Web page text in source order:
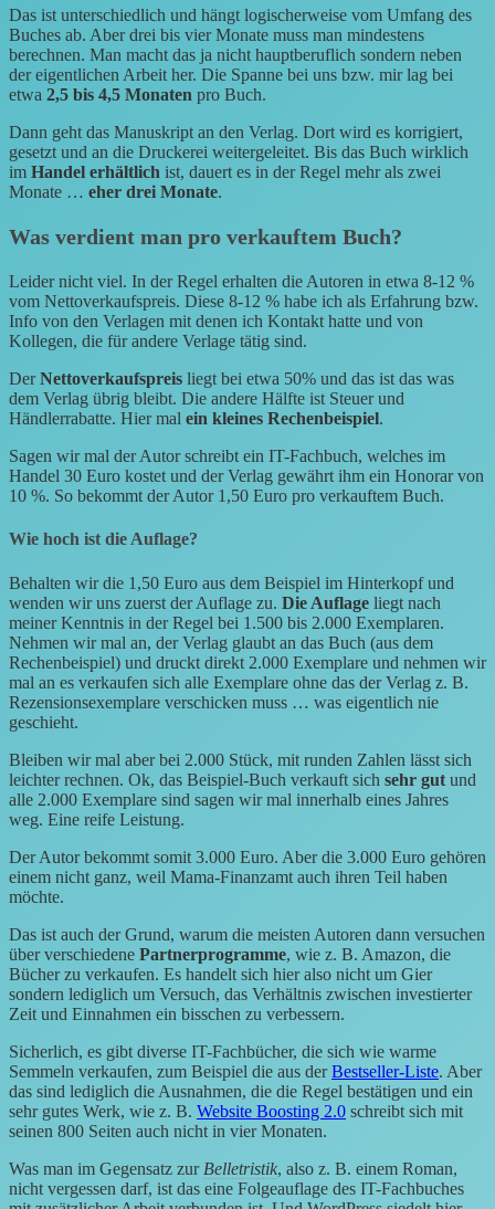
Das ist unterschiedlich und hängt logischerweise vom Umfang des
Buches ab. Aber drei bis vier Monate muss man mindestens
berechnen. Man macht das ja nicht hauptberuflich sondern neben
der eigentlichen Arbeit her. Die Spanne bei uns bzw. mir lag bei
etwa 2,5 bis 4,5 Monaten pro Buch.
Dann geht das Manuskript an den Verlag. Dort wird es korrigiert,
gesetzt und an die Druckerei weitergeleitet. Bis das Buch wirklich
im Handel erhältlich ist, dauert es in der Regel mehr als zwei
Monate … eher drei Monate.
Was verdient man pro verkauftem Buch?
Leider nicht viel. In der Regel erhalten die Autoren in etwa 8-12 %
vom Nettoverkaufspreis. Diese 8-12 % habe ich als Erfahrung bzw.
Info von den Verlagen mit denen ich Kontakt hatte und von
Kollegen, die für andere Verlage tätig sind.
DerNettoverkaufspreis liegt bei etwa 50% und das ist das was
dem Verlag übrig bleibt. Die andere Hälfte ist Steuer und
Händlerrabatte. Hier mal ein kleines Rechenbeispiel.
Sagen wir mal der Autor schreibt ein IT-Fachbuch, welches im
Handel 30 Euro kostet und der Verlag gewährt ihm ein Honorar von
10 %. So bekommt der Autor 1,50 Euro pro verkauftem Buch.
Wie hoch ist die Auflage?
Behalten wir die 1,50 Euro aus dem Beispiel im Hinterkopf und
wenden wir uns zuerst der Auflage zu. Die Auflage liegt nach
meiner Kenntnis in der Regel bei 1.500 bis 2.000 Exemplaren.
Nehmen wir mal an, der Verlag glaubt an das Buch (aus dem
Rechenbeispiel) und druckt direkt 2.000 Exemplare und nehmen wir
mal an es verkaufen sich alle Exemplare ohne das der Verlag z. B.
Rezensionsexemplare verschicken muss … was eigentlich nie
geschieht.
Bleiben wir mal aber bei 2.000 Stück, mit runden Zahlen lässt sich
leichter rechnen. Ok, das Beispiel-Buch verkauft sich sehr gut und
alle 2.000 Exemplare sind sagen wir mal innerhalb eines Jahres
weg. Eine reife Leistung.
Der Autor bekommt somit 3.000 Euro. Aber die 3.000 Euro gehören
einem nicht ganz, weil Mama-Finanzamt auch ihren Teil haben
möchte.
Das ist auch der Grund, warum die meisten Autoren dann versuchen
über verschiedene Partnerprogramme, wie z. B. Amazon, die
Bücher zu verkaufen. Es handelt sich hier also nicht um Gier
sondern lediglich um Versuch, das Verhältnis zwischen investierter
Zeit und Einnahmen ein bisschen zu verbessern.
Sicherlich, es gibt diverse IT-Fachbücher, die sich wie warme
Semmeln verkaufen, zum Beispiel die aus derBestseller-Liste. Aber
das sind lediglich die Ausnahmen, die die Regel bestätigen und ein
sehr gutes Werk, wie z. B. Website Boosting 2.0 schreibt sich mit
seinen 800 Seiten auch nicht in vier Monaten.
Was man im Gegensatz zur Belletristik, also z. B. einem Roman,
nicht vergessen darf, ist das eine Folgeauflage des IT-Fachbuches